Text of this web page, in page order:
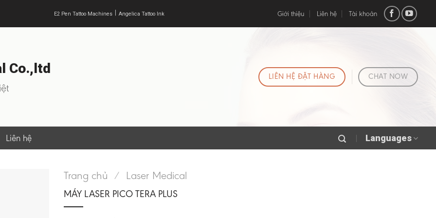
E2 Pen Tattoo Machines| Angelica Tattoo Ink Giới thiệu Liên hệ Tài khoản
Co.,ltd
LIÊN HỆ ĐẶT HÀNG CHAT NOW
Liên hệ Languages
Trang chủ / Laser Medical
MÁY LASER PICO TERA PLUS